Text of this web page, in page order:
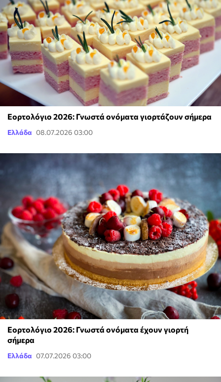
Εορτολόγιο 2026: Γνωστά ονόματα γιορτάζουν σήμερα
Ελλάδα 08.07.2026 03:00
Εορτολόγιο 2026: Γνωστά ονόματα έχουν γιορτή
σήμερα
Ελλάδα 07.07.2026 03:00